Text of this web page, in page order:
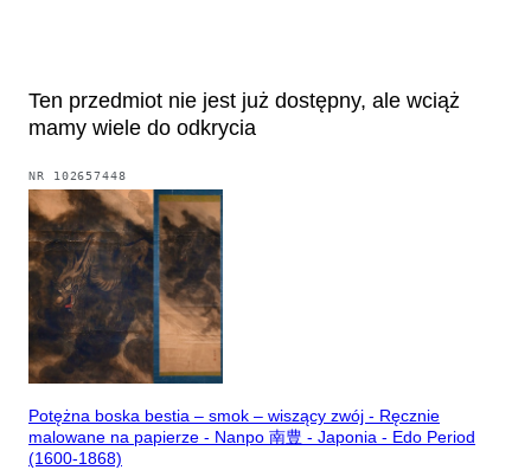
Ten przedmiot nie jest już dostępny, ale wciąż
mamy wiele do odkrycia
NR 102657448
Potężna boska bestia – smok – wiszący zwój - Ręcznie
malowane na papierze - Nanpo 南豊 - Japonia - Edo Period
(1600-1868)